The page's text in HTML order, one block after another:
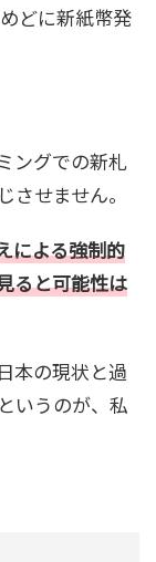
どに新紙幣発
ングでの新札
せません。
による強制的
ると可能性は
本の現状と過
いうのが、私